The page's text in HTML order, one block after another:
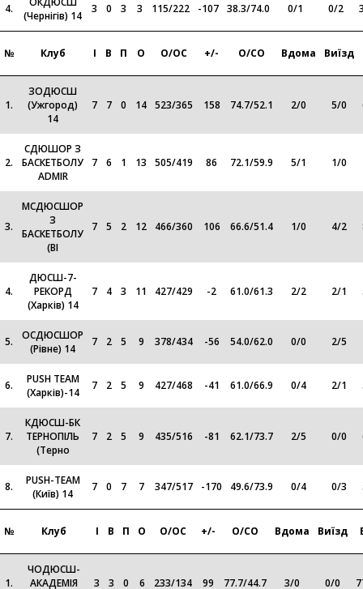
4.
(Чернігів) 14
3 0 3 3 115/222 -107 38.3/74.0 0/1 0/2
№ Клуб І В П О О/ОС +/- О/СО Вдома Виїзд
1.
ЗОДЮСШ
(Ужгород)
14
7 7 0 14 523/365 158 74.7/52.1 2/0 5/0
2.
СДЮШОР З
БАСКЕТБОЛУ
ADMIR
7 6 1 13 505/419 86 72.1/59.9 5/1 1/0
3.
МСДЮСШОР
З
БАСКЕТБОЛУ
(ВІ
7 5 2 12 466/360 106 66.6/51.4 1/0 4/2
4.
ДЮСШ-7-
РЕКОРД
(Харків) 14
7 4 3 11 427/429 -2 61.0/61.3 2/2 2/1
5.
ОСДЮСШОР
(Рівне) 14
7 2 5 9 378/434 -56 54.0/62.0 0/0 2/5
6.
PUSH TEAM
(Харків)-14
7 2 5 9 427/468 -41 61.0/66.9 0/4 2/1
7.
КДЮСШ-БК
ТЕРНОПІЛЬ
(Терно
7 2 5 9 435/516 -81 62.1/73.7 2/5 0/0
8.
PUSH-TEAM
(Київ) 14
7 0 7 7 347/517 -170 49.6/73.9 0/4 0/3
№ Клуб І В П О О/ОС +/- О/СО Вдома Виїзд
1.
ЧОДЮСШ-
АКАДЕМІЯ
3 3 0 6 233/134 99 77.7/44.7 3/0 0/0